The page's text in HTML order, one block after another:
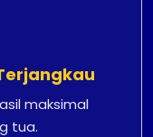
maksimal
tua.